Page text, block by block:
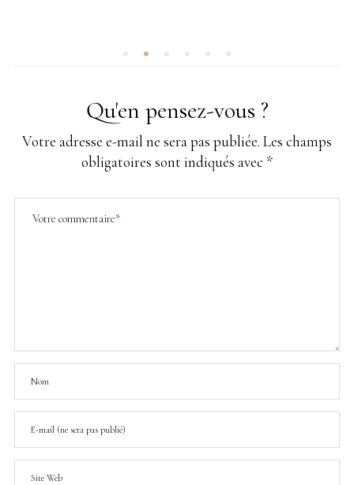
Qu'en pensez-vous ?
Votre adresse e-mail ne sera pas publiée. Les champs
obligatoires sont indiqués avec *